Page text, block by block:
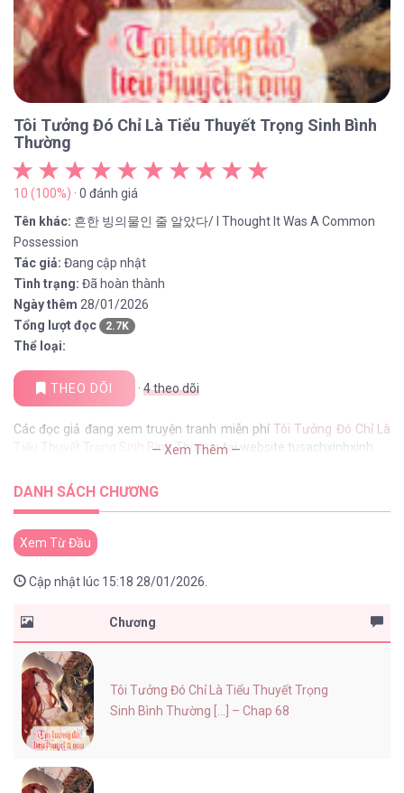
Tôi Tưởng Đó Chỉ Là Tiểu Thuyết Trọng Sinh Bình
Thường
10 (100%) · 0 đánh giá
Tên khác: 흔한 빙의물인 줄 알았다/ I Thought It Was A Common
Possession
Tác giả: Đang cập nhật
Tình trạng: Đã hoàn thành
Ngày thêm 28/01/2026
Tổng lượt đọc
2.7K
Thể loại:
THEO DÕI · 4theo dõi
Các đọc giả đang xem truyện tranh miễn phíTôi Tưởng Đó Chỉ Là
Tiểu Thuyết Trọng Sinh Bình Thườngtại website tusachxinhxinh
— Xem Thêm —
DANH SÁCH CHƯƠNG
Xem Từ Đầu
Cập nhật lúc 15:18 28/01/2026.
Chương
Tôi Tưởng Đó Chỉ Là Tiểu Thuyết Trọng
Sinh Bình Thường [...] – Chap 68